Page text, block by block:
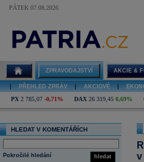
PÁTEK 07.08.2026
ZPRAVODAJSTVÍ AKCIE &
PŘEHLED ZPRÁV AKCIOVÉ
PX 2 785,07 -0,71% DAX 26 319,45 0,69%
HLEDAT V KOMENTÁŘÍCH
hledat
Pokročilé hledání
v